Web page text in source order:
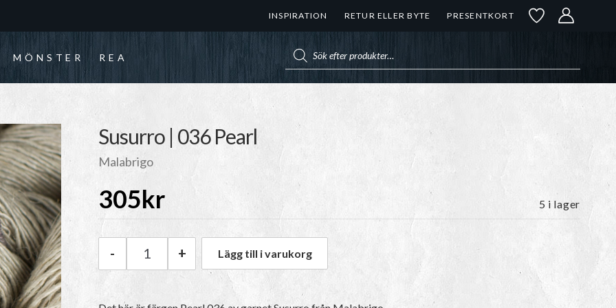
INSPIRATION RETUR ELLER BYTE PRESENTKORT
MÖNSTER REA
Susurro | 036 Pearl
Malabrigo
305kr 5 i lager
Malabrigo Susurro | 036 Pearl mängd
- + Lägg till i varukorg